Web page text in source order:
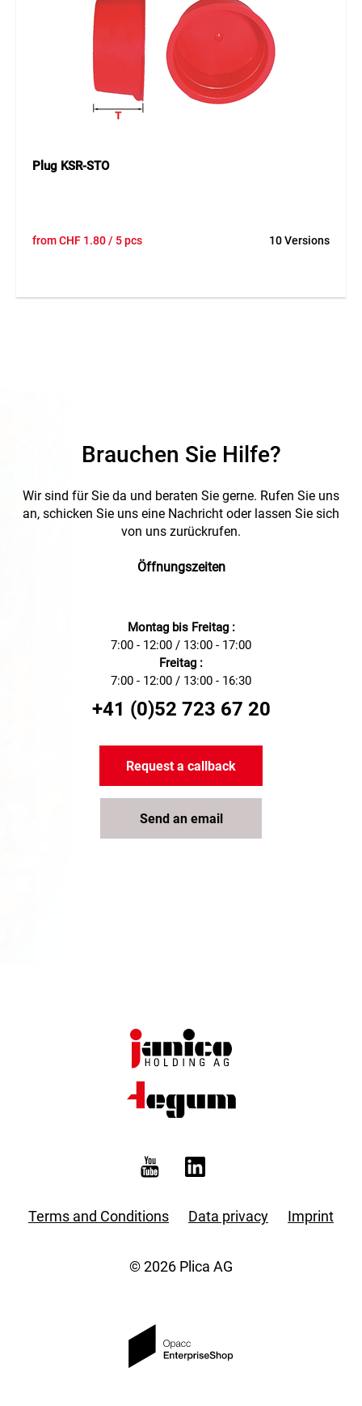
Plug KSR-STO
fromCHF 1.80/ 5 pcs 10 Versions
Brauchen Sie Hilfe?
Wir sind für Sie da und beraten Sie gerne. Rufen Sie uns
an, schicken Sie uns eine Nachricht oder lassen Sie sich
von uns zurückrufen.
Öffnungszeiten
Montag bis Freitag :
7:00 - 12:00 / 13:00 - 17:00
Freitag :
7:00 - 12:00 / 13:00 - 16:30
+41 (0)52 723 67 20
Request a callback
Send an email
Terms and Conditions Data privacy Imprint
© 2026 Plica AG